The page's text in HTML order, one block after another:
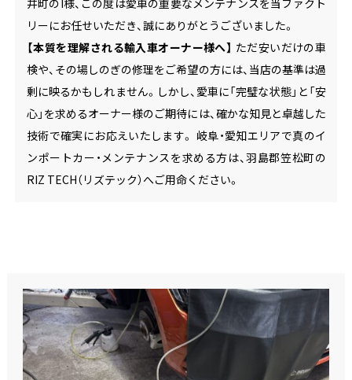
リーにお任せいただき、誠にありがとうございました。
【本質を理解される輸入車オーナー様へ】 ただ安いだけの車
検や、その場しのぎの修理をご希望の方には、当店の基準は過
剰に映るかもしれません。しかし、愛車に「完璧な状態」と「安
心」を求めるオーナー様のご期待には、確かな知見と卓越した
技術で確実にお応えいたします。 岐阜・愛知エリアで真のイ
ンポートカー・メンテナンスを求める方は、羽島郡笠松町の
RIZ TECH（リズテック）へご用命ください。